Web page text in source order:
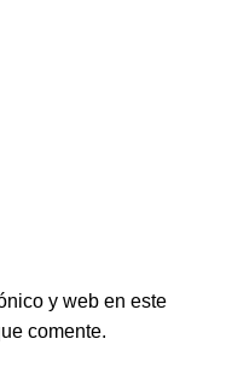
y web en este
comente.